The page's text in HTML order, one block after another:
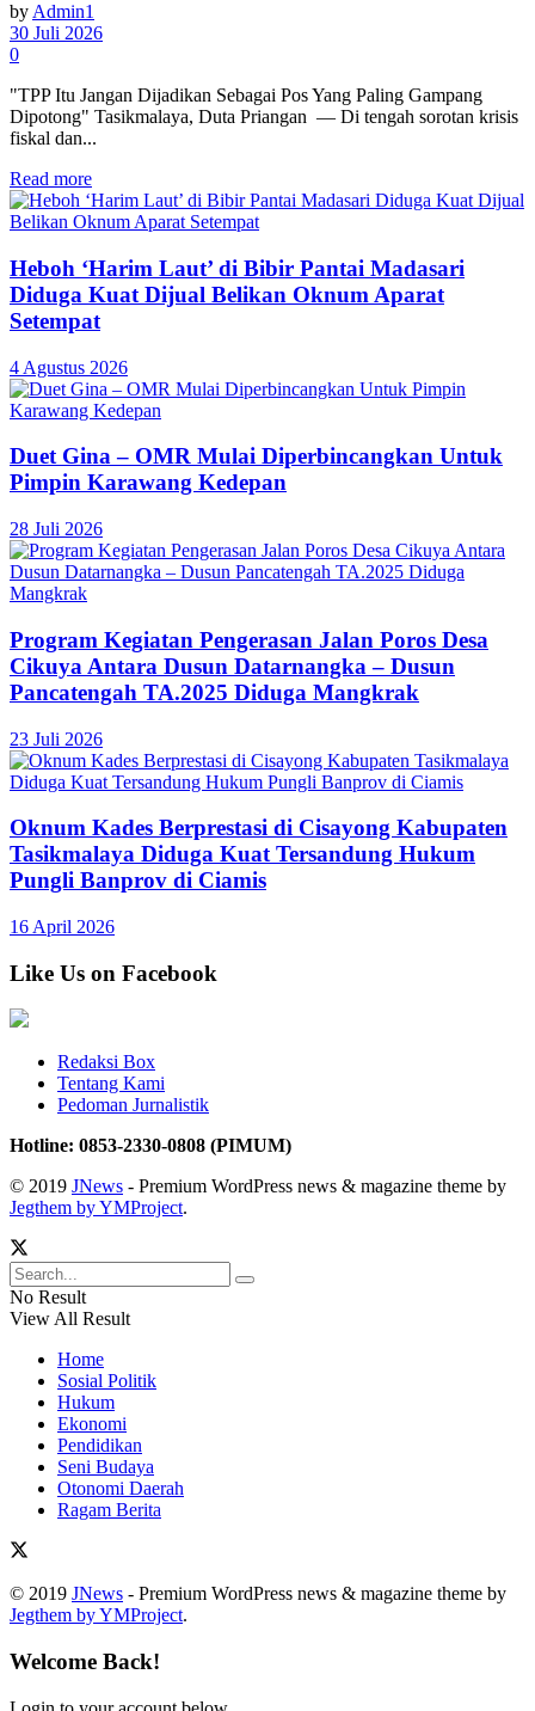
by Admin1
30 Juli 2026
0
"TPP Itu Jangan Dijadikan Sebagai Pos Yang Paling Gampang
Dipotong" Tasikmalaya, Duta Priangan — Di tengah sorotan krisis
fiskal dan...
Read more
Heboh ‘Harim Laut’ di Bibir Pantai Madasari
Diduga Kuat Dijual Belikan Oknum Aparat
Setempat
4 Agustus 2026
Duet Gina – OMR Mulai Diperbincangkan Untuk
Pimpin Karawang Kedepan
28 Juli 2026
Program Kegiatan Pengerasan Jalan Poros Desa
Cikuya Antara Dusun Datarnangka – Dusun
Pancatengah TA.2025 Diduga Mangkrak
23 Juli 2026
Oknum Kades Berprestasi di Cisayong Kabupaten
Tasikmalaya Diduga Kuat Tersandung Hukum
Pungli Banprov di Ciamis
16 April 2026
Like Us on Facebook
Redaksi Box
Tentang Kami
Pedoman Jurnalistik
Hotline: 0853-2330-0808 (PIMUM)
© 2019 JNews - Premium WordPress news & magazine theme by
Jegthem by YMProject.
No Result
View All Result
Home
Sosial Politik
Hukum
Ekonomi
Pendidikan
Seni Budaya
Otonomi Daerah
Ragam Berita
© 2019 JNews - Premium WordPress news & magazine theme by
Jegthem by YMProject.
Welcome Back!